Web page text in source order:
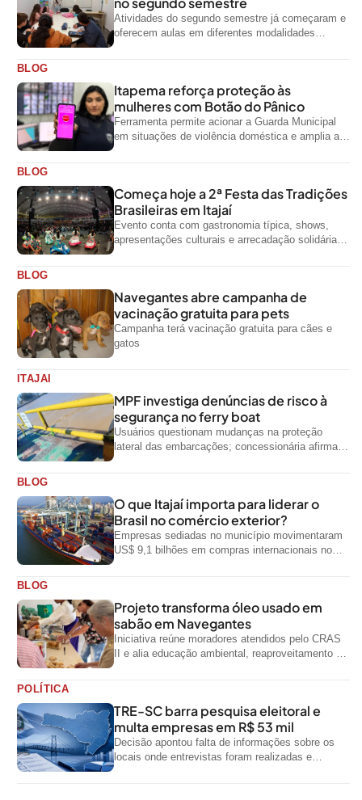
Atividades do segundo semestre já começaram e
oferecem aulas em diferentes modalidades
BLOG
Itapema reforça proteção às
mulheres com Botão do Pânico
Ferramenta permite acionar a Guarda Municipal
em situações de violência doméstica e amplia a
BLOG
Começa hoje a 2ª Festa das Tradições
Brasileiras em Itajaí
Evento conta com gastronomia típica, shows,
apresentações culturais e arrecadação solidária
BLOG
Navegantes abre campanha de
vacinação gratuita para pets
Campanha terá vacinação gratuita para cães e
gatos
ITAJAI
MPF investiga denúncias de risco à
segurança no ferry boat
Usuários questionam mudanças na proteção
lateral das embarcações; concessionária afirma
BLOG
O que Itajaí importa para liderar o
Brasil no comércio exterior?
Empresas sediadas no município movimentaram
US$ 9,1 bilhões em compras internacionais no
BLOG
Projeto transforma óleo usado em
sabão em Navegantes
Iniciativa reúne moradores atendidos pelo CRAS
II e alia educação ambiental, reaproveitamento de
POLÍTICA
TRE-SC barra pesquisa eleitoral e
multa empresas em R$ 53 mil
Decisão apontou falta de informações sobre os
locais onde entrevistas foram realizadas e